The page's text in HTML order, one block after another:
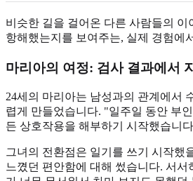
비슷한 길을 걸어온 다른 사람들의
항해했는지를 보여주는, 실제 경험에
마리아의 여정: 검사 결과에서
24세의 마리아는 남성과의 관계에서
렵게 만들었습니다. "일주일 동안 부
든 상호작용을 해부하기 시작했습니
그녀의 전환점은 일기를 쓰기 시작했
느꼈던 편안함에 대해 썼습니다. 서